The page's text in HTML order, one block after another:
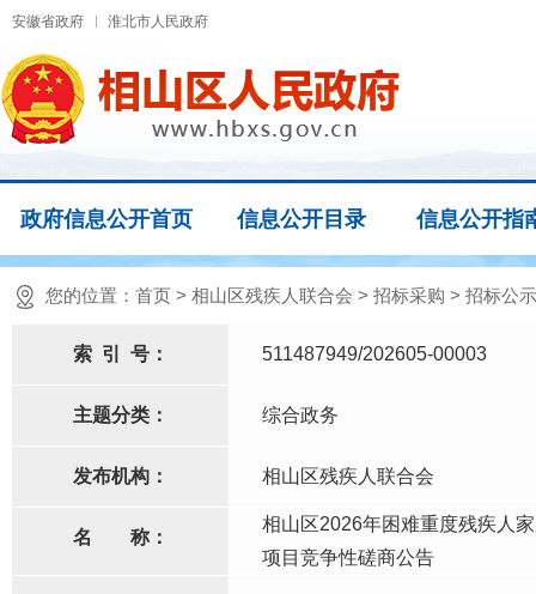
安徽省政府 淮北市人民政府
政府信息公开首页 信息公开目录 信息公开指
您的位置： 首页 > 相山区残疾人联合会 > 招标采购 > 招标公
索 引 号： 511487949/202605-00003
主题分类： 综合政务
发布机构： 相山区残疾人联合会
名 称：
相山区2026年困难重度残疾人
项目竞争性磋商公告